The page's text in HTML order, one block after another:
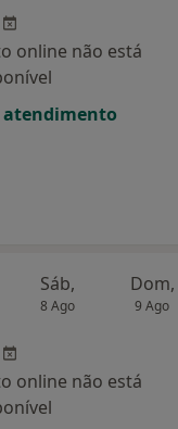
online não está
Sáb,
8 Ago
Dom,
9 Ago
online não está